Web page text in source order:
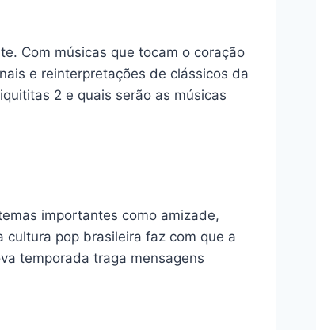
Com músicas que tocam o coração
e reinterpretações de clássicos da
2 e quais serão as músicas
importantes como amizade,
cultura pop brasileira faz com que a
temporada traga mensagens